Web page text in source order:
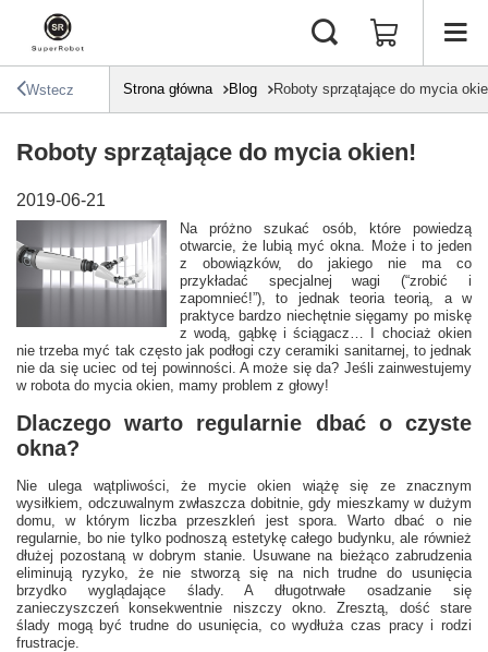
Wstecz Strona główna Blog Roboty sprzątające do mycia
Roboty sprzątające do mycia okien!
2019-06-21
Na próżno szukać osób, które powiedzą
otwarcie, że lubią myć okna. Może i to jeden
z obowiązków, do jakiego nie ma co
przykładać specjalnej wagi (“zrobić i
zapomnieć!”), to jednak teoria teorią, a w
praktyce bardzo niechętnie sięgamy po miskę
z wodą, gąbkę i ściągacz… I chociaż okien
nie trzeba myć tak często jak podłogi czy ceramiki sanitarnej, to jednak
nie da się uciec od tej powinności. A może się da? Jeśli zainwestujemy
w robota do mycia okien, mamy problem z głowy!
Dlaczego warto regularnie dbać o czyste
okna?
Nie ulega wątpliwości, że mycie okien wiążę się ze znacznym
wysiłkiem, odczuwalnym zwłaszcza dobitnie, gdy mieszkamy w dużym
domu, w którym liczba przeszkleń jest spora. Warto dbać o nie
regularnie, bo nie tylko podnoszą estetykę całego budynku, ale również
dłużej pozostaną w dobrym stanie. Usuwane na bieżąco zabrudzenia
eliminują ryzyko, że nie stworzą się na nich trudne do usunięcia
brzydko wyglądające ślady. A długotrwałe osadzanie się
zanieczyszczeń konsekwentnie niszczy okno. Zresztą, dość stare
ślady mogą być trudne do usunięcia, co wydłuża czas pracy i rodzi
frustracje.